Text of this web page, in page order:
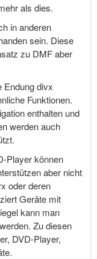
als dies.
in anderen
sein. Diese
zu DMF aber
Endung divx
Funktionen.
enthalten und
werden auch
Player können
aber nicht
oder deren
Geräte mit
kann man
Zu diesen
DVD-Player,